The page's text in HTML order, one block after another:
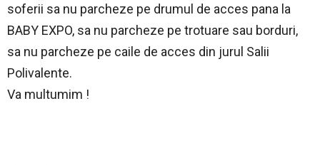
soferii sa nu parcheze pe drumul de acces pana la
BABY EXPO, sa nu parcheze pe trotuare sau borduri,
sa nu parcheze pe caile de acces din jurul Salii
Polivalente.
Va multumim !